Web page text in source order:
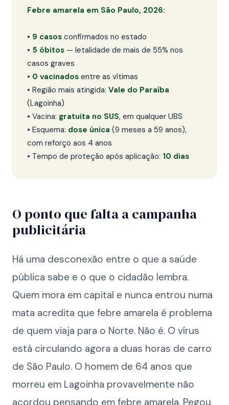
Febre amarela em São Paulo, 2026:
• 9 casos confirmados no estado
• 5 óbitos — letalidade de mais de 55% nos
casos graves
• 0 vacinados entre as vítimas
• Região mais atingida: Vale do Paraíba
(Lagoinha)
• Vacina: gratuita no SUS, em qualquer UBS
• Esquema: dose única (9 meses a 59 anos),
com reforço aos 4 anos
• Tempo de proteção após aplicação: 10 dias
O ponto que falta a campanha
publicitária
Há uma desconexão entre o que a saúde
pública sabe e o que o cidadão lembra.
Quem mora em capital e nunca entrou numa
mata acredita que febre amarela é problema
de quem viaja para o Norte. Não é. O vírus
está circulando agora a duas horas de carro
de São Paulo. O homem de 64 anos que
morreu em Lagoinha provavelmente não
acordou pensando em febre amarela. Pegou